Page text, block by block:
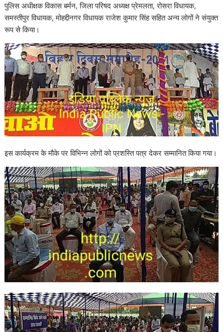
पुलिस अधीक्षक विकास बर्मन, जिला परिषद अध्यक्ष प्रेमलता, रोसरा विधायक,
समस्तीपुर विधायक, मोहद्दीनगर विधायक राजेश कुमार सिंह सहित अन्य लोगों ने संयुक्त
रूप से किया।
इस कार्यक्रम के मौके पर विभिन्न लोगों को प्रशस्ति पत्र देकर सम्मानित किया गया।